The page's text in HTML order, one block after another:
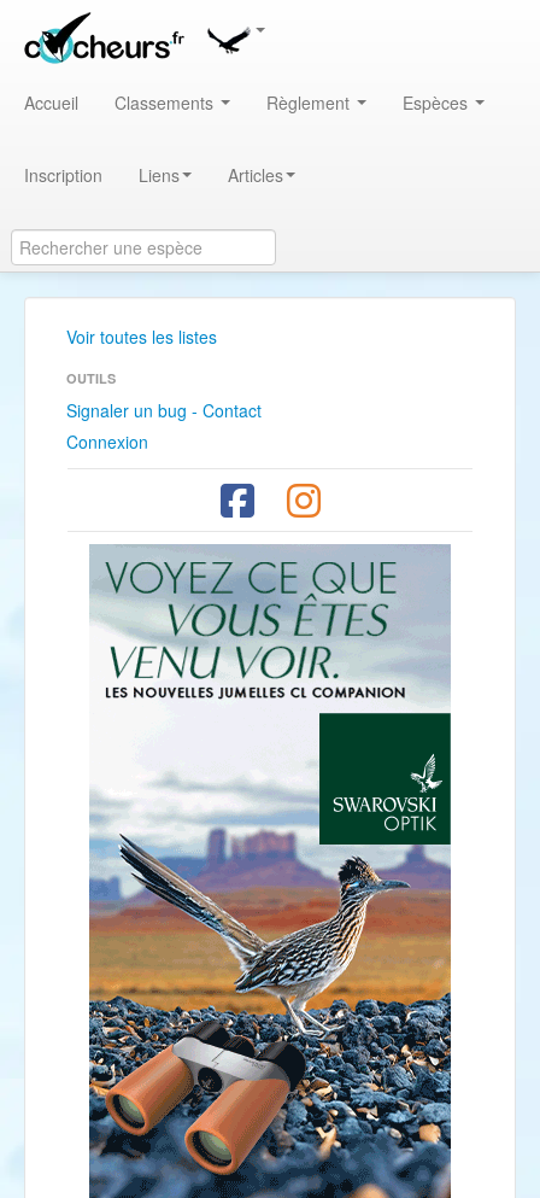
Accueil Classements Règlement Espèces
Inscription Liens Articles
Voir toutes les listes
OUTILS
Signaler un bug - Contact
Connexion